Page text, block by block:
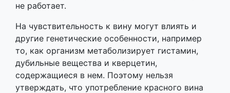
не работает.
На чувствительность к вину могут влиять и
другие генетические особенности, например
то, как организм метаболизирует гистамин,
дубильные вещества и кверцетин,
содержащиеся в нем. Поэтому нельзя
утверждать, что употребление красного вина